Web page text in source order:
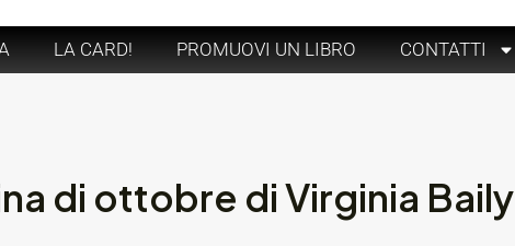
LA CARD! PROMUOVI UN LIBRO CONTATTI
di ottobre di Virginia Baily